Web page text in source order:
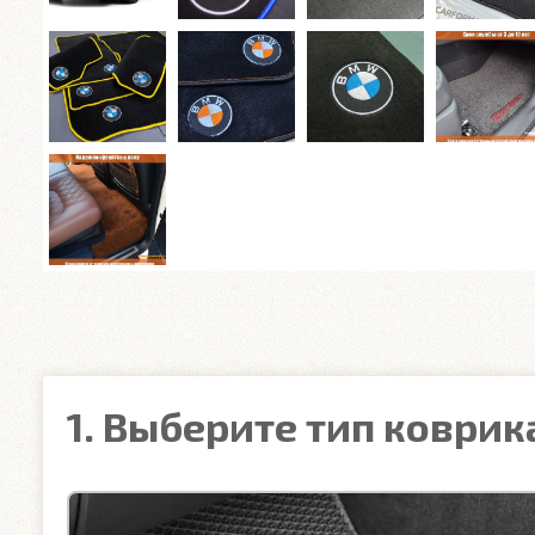
1. Выберите тип